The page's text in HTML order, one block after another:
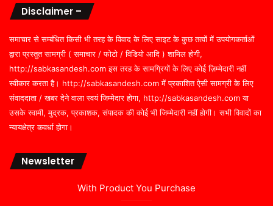
Disclaimer –
समाचार से सम्बंधित किसी भी तरह के विवाद के लिए साइट के कुछ तत्वों में उपयोगकर्ताओं
द्वारा प्रस्तुत सामग्री ( समाचार / फोटो / विडियो आदि ) शामिल होगी,
http://sabkasandesh.com इस तरह के सामग्रियों के लिए कोई ज़िम्मेदारी नहीं
स्वीकार करता है। http://sabkasandesh.com में प्रकाशित ऐसी सामग्री के लिए
संवाददाता / खबर देने वाला स्वयं जिम्मेदार होगा, http://sabkasandesh.com या
उसके स्वामी, मुद्रक, प्रकाशक, संपादक की कोई भी जिम्मेदारी नहीं होगी। सभी विवादों का
न्यायक्षेत्र कवर्धा होगा।
Newsletter
With Product You Purchase